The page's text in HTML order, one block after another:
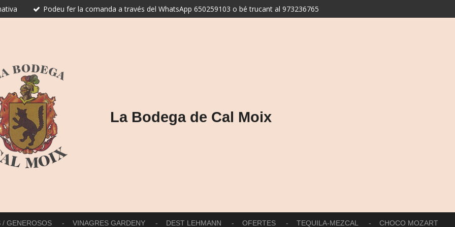
Podeu fer la comanda a través del WhatsApp 650259103 o bé trucant al 973236765
La Bodega de Cal Moix
/ GENEROSOS VINAGRES GARDENY DEST LEHMANN OFERTES TEQUILA-MEZCAL CHOCO MOZART